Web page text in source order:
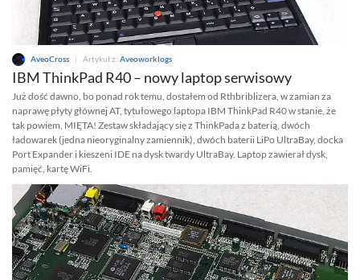
AveoCross | Artykuł z: Aveoworklogs
IBM ThinkPad R40 – nowy laptop serwisowy
Już dość dawno, bo ponad rok temu, dostałem od Rthbriblizera, w zamian za
naprawę płyty głównej AT, tytułowego laptopa IBM ThinkPad R40 w stanie, że
tak powiem, MIĘTA! Zestaw składający się z ThinkPada z baterią, dwóch
ładowarek (jedna nieoryginalny zamiennik), dwóch baterii LiPo UltraBay, docka
Port Expander i kieszeni IDE na dysk twardy UltraBay. Laptop zawierał dysk,
pamięć, kartę WiFi.